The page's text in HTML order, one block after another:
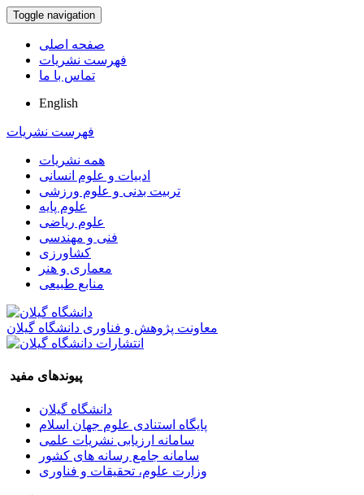
Toggle navigation
صفحه اصلی
فهرست نشریات
تماس با ما
English
فهرست نشریات
همه نشریات
ادبیات و علوم انسانی
تربیت بدنی و علوم ورزشی
علوم پایه
علوم ریاضی
فنی و مهندسی
کشاورزی
معماری و هنر
منابع طبیعی
معاونت پژوهش و فناوری دانشگاه گیلان
پیوندهای مفید
دانشگاه گیلان
پایگاه استنادی علوم جهان اسلام
سامانه ارزیابی نشریات علمی
سامانه جامع رسانه های کشور
وزارت علوم، تحقیقات و فناوری